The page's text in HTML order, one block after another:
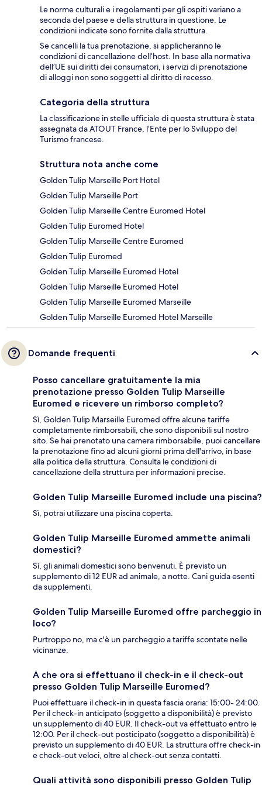
Le norme culturali e i regolamenti per gli ospiti variano a
seconda del paese e della struttura in questione. Le
condizioni indicate sono fornite dalla struttura.
Se cancelli la tua prenotazione, si applicheranno le
condizioni di cancellazione dell’host. In base alla normativa
dell’UE sui diritti dei consumatori, i servizi di prenotazione
di alloggi non sono soggetti al diritto di recesso.
Categoria della struttura
La classificazione in stelle ufficiale di questa struttura è stata
assegnata da ATOUT France, l’Ente per lo Sviluppo del
Turismo francese.
Struttura nota anche come
Golden Tulip Marseille Port Hotel
Golden Tulip Marseille Port
Golden Tulip Marseille Centre Euromed Hotel
Golden Tulip Euromed Hotel
Golden Tulip Marseille Centre Euromed
Golden Tulip Euromed
Golden Tulip Marseille Euromed Hotel
Golden Tulip Marseille Euromed Hotel
Golden Tulip Marseille Euromed Marseille
Golden Tulip Marseille Euromed Hotel Marseille
Domande frequenti
Posso cancellare gratuitamente la mia
prenotazione presso Golden Tulip Marseille
Euromed e ricevere un rimborso completo?
Sì, Golden Tulip Marseille Euromed offre alcune tariffe
completamente rimborsabili, che sono disponibili sul nostro
sito. Se hai prenotato una camera rimborsabile, puoi cancellare
la prenotazione fino ad alcuni giorni prima dell'arrivo, in base
alla politica della struttura. Consulta le condizioni di
cancellazione della struttura per informazioni precise.
Golden Tulip Marseille Euromed include una piscina?
Sì, potrai utilizzare una piscina coperta.
Golden Tulip Marseille Euromed ammette animali
domestici?
Sì, gli animali domestici sono benvenuti. È previsto un
supplemento di 12 EUR ad animale, a notte. Cani guida esenti
da supplementi.
Golden Tulip Marseille Euromed offre parcheggio in
loco?
Purtroppo no, ma c'è un parcheggio a tariffe scontate nelle
vicinanze.
A che ora si effettuano il check-in e il check-out
presso Golden Tulip Marseille Euromed?
Puoi effettuare il check-in in questa fascia oraria: 15:00- 24:00.
Per il check-in anticipato (soggetto a disponibilità) è previsto
un supplemento di 40 EUR. Il check-out va effettuato entro le
12:00. Per il check-out posticipato (soggetto a disponibilità) è
previsto un supplemento di 40 EUR. La struttura offre check-in
e check-out veloci, oltre al check-out senza contatti.
Quali attività sono disponibili presso Golden Tulip